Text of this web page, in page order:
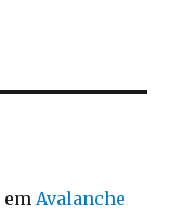
em Avalanche